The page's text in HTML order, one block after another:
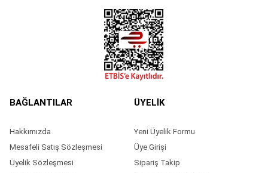
BAĞLANTILAR
Hakkımızda
Mesafeli Satış Sözleşmesi
Üyelik Sözleşmesi
ÜYELİK
Yeni Üyelik Formu
Üye Girişi
Sipariş Takip